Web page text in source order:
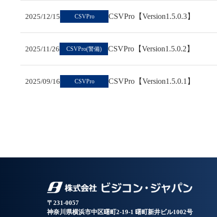
2025/12/15 CSVPro CSVPro【Version1.5.0.3】
2025/11/26 CSVPro(警備) CSVPro【Version1.5.0.2】
2025/09/16 CSVPro CSVPro【Version1.5.0.1】
〒231-0057
神奈川県横浜市中区曙町2-19-1 曙町新井ビル1002号